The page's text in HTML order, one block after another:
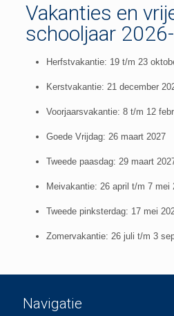
Vakanties en
schooljaar
Herfstvakantie: 19 t/m 23
Kerstvakantie: 21 december
Voorjaarsvakantie: 8 t/m 12
Goede Vrijdag: 26 maart 2027
Tweede paasdag: 29 maart
Meivakantie: 26 april t/m 7 mei
Tweede pinksterdag: 17 mei
Zomervakantie: 26 juli t/m 3
Navigatie